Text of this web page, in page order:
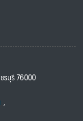
รบุรี 76000
,